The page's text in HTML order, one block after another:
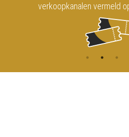
verkoopkanalen vermeld